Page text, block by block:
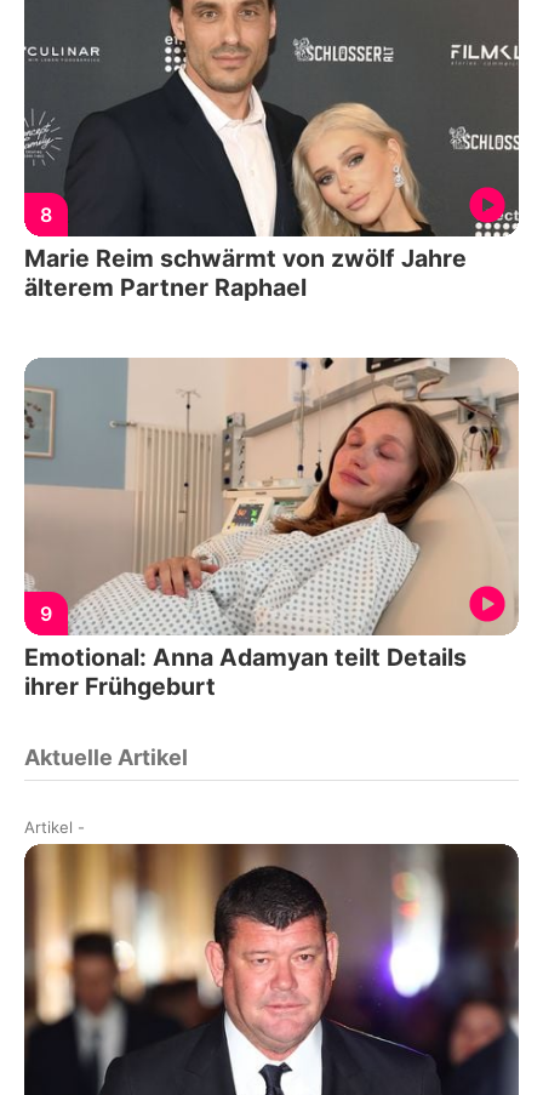
8
Marie Reim schwärmt von zwölf Jahre
älterem Partner Raphael
9
Emotional: Anna Adamyan teilt Details
ihrer Frühgeburt
Aktuelle Artikel
Artikel -